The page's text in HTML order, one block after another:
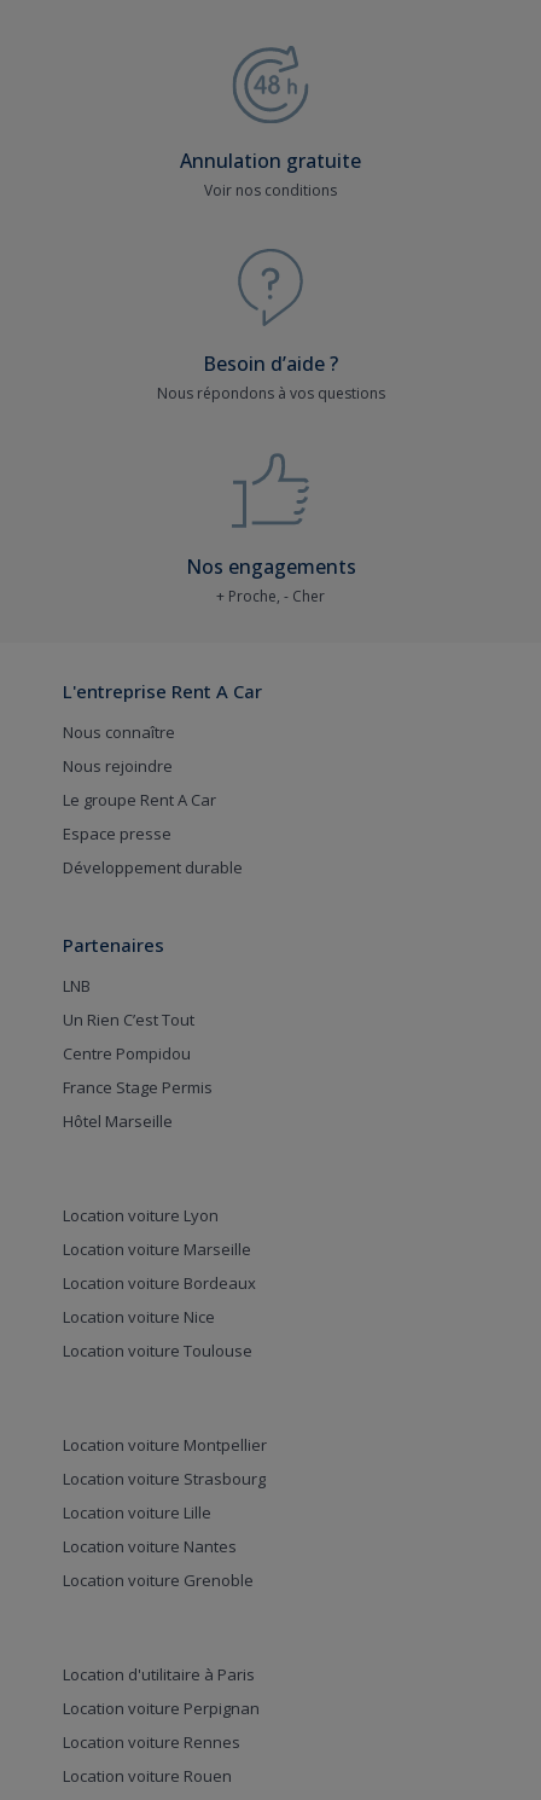
Annulation gratuite
Voir nos conditions
Besoin d’aide ?
Nous répondons à vos questions
Nos engagements
+ Proche, - Cher
L'entreprise Rent A Car
Nous connaître
Nous rejoindre
Le groupe Rent A Car
Espace presse
Développement durable
Partenaires
LNB
Un Rien C’est Tout
Centre Pompidou
France Stage Permis
Hôtel Marseille
Location voiture Lyon
Location voiture Marseille
Location voiture Bordeaux
Location voiture Nice
Location voiture Toulouse
Location voiture Montpellier
Location voiture Strasbourg
Location voiture Lille
Location voiture Nantes
Location voiture Grenoble
Location d'utilitaire à Paris
Location voiture Perpignan
Location voiture Rennes
Location voiture Rouen